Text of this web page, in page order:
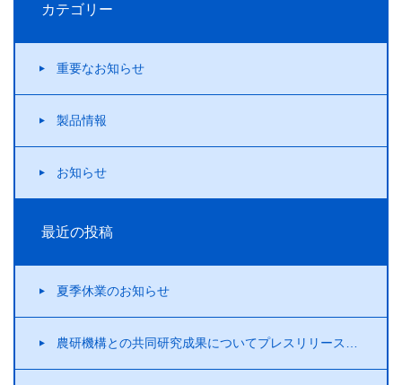
カテゴリー
重要なお知らせ
製品情報
お知らせ
最近の投稿
夏季休業のお知らせ
農研機構との共同研究成果についてプレスリリースを行いました！